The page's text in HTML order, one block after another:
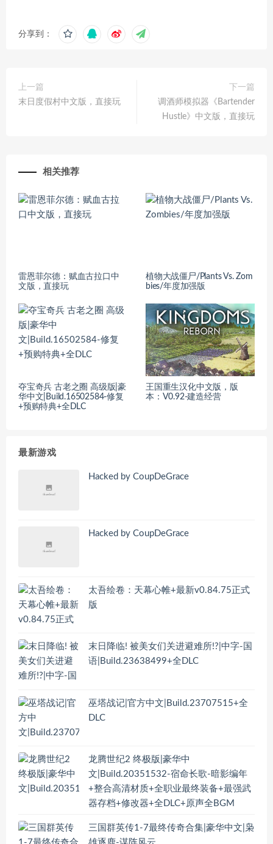
分享到：
上一篇
末日度假村中文版，直接玩
下一篇
调酒师模拟器《Bartender
Hustle》中文版，直接玩
相关推荐
雷恩菲尔德：赋血古拉口中
文版，直接玩
植物大战僵尸/Plants Vs. Zom
bies/年度加强版
夺宝奇兵 古老之圈 高级版|豪
华中文|Build.16502584-修复
+预购特典+全DLC
王国重生汉化中文版，版
本：V0.92-建造经营
最新游戏
Hacked by CoupDeGrace
Hacked by CoupDeGrace
太吾绘卷：天幕心帷+最新v0.84.75正式
版
末日降临! 被美女们关进避难所!?|中字-国
语|Build.23638499+全DLC
巫塔战记|官方中文|Build.23707515+全
DLC
龙腾世纪2 终极版|豪华中
文|Build.20351532-宿命长歌-暗影编年
+整合高清材质+全职业最终装备+最强武
器存档+修改器+全DLC+原声全BGM
三国群英传1-7最终传奇合集|豪华中文|枭